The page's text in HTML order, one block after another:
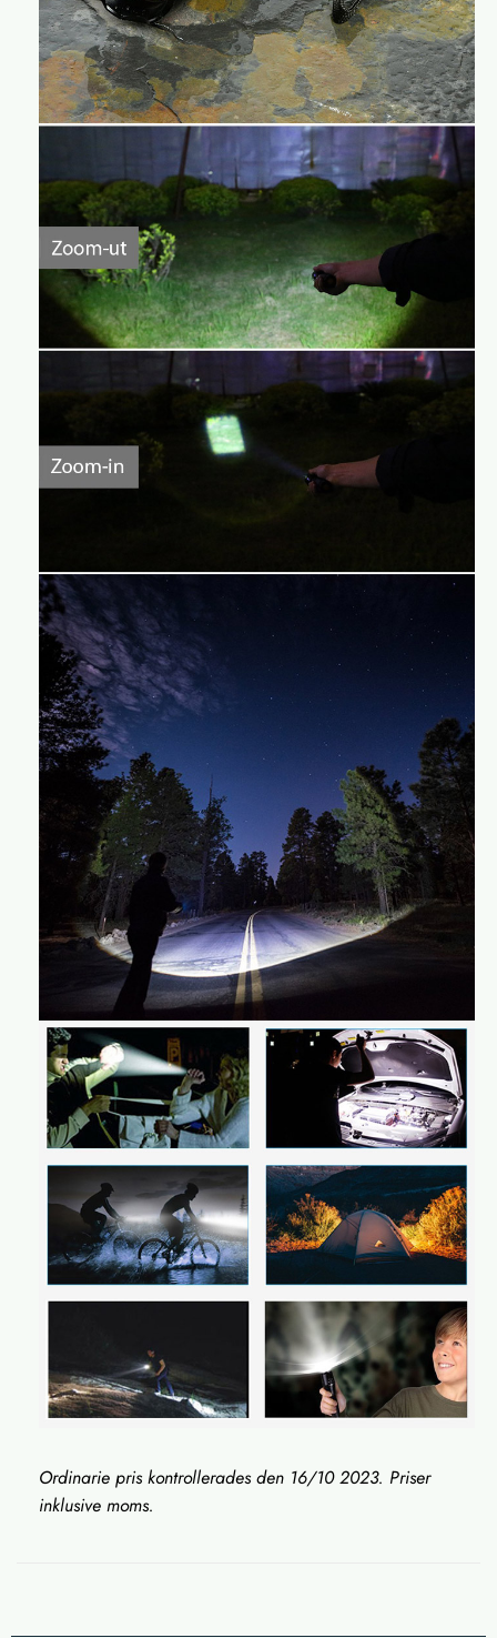
Ordinarie pris kontrollerades den 16/10 2023. Priser
inklusive moms.